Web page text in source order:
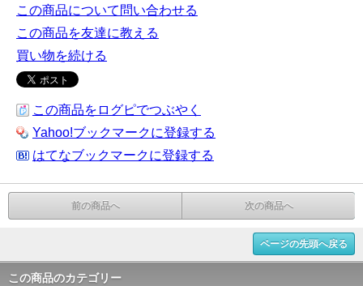
この商品について問い合わせる
この商品を友達に教える
買い物を続ける
この商品をログピでつぶやく
Yahoo!ブックマークに登録する
はてなブックマークに登録する
前の商品へ 次の商品へ
ページの先頭へ戻る
この商品のカテゴリー